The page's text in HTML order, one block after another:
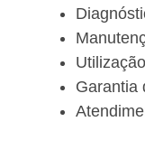
Garantia